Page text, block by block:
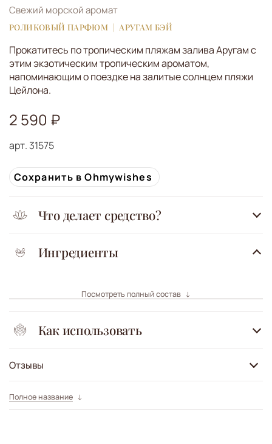
арт. 31575
2 590 ₽
Сохранить в Ohmywishes
Свежий морской аромат
РОЛИКОВЫЙ ПАРФЮМ АРУГАМ БЭЙ
Прокатитесь по тропическим пляжам залива Аругам с
этим экзотическим тропическим ароматом,
напоминающим о поездке на залитые солнцем пляжи
Цейлона.
Что делает средство?
Ингредиенты
Посмотреть полный состав
Как использовать
Отзывы
Полное название